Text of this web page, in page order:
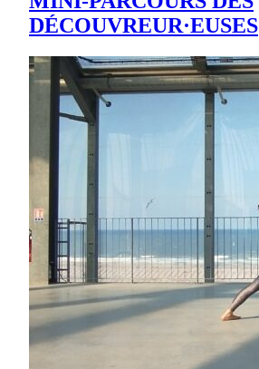
DÉCOUVREUR·EUSES